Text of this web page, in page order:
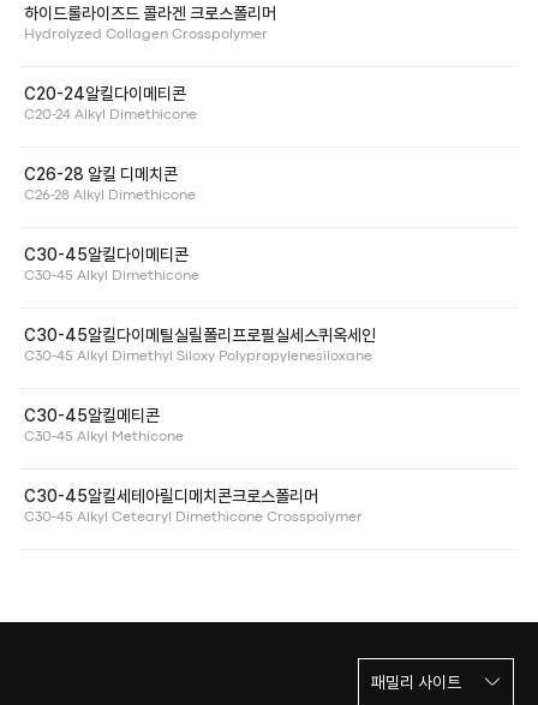
하이드롤라이즈드 콜라겐 크로스폴리머
Hydrolyzed Collagen Crosspolymer
C20-24알킬다이메티콘
C20-24 Alkyl Dimethicone
C26-28 알킬 디메치콘
C26-28 Alkyl Dimethicone
C30-45알킬다이메티콘
C30-45 Alkyl Dimethicone
C30-45알킬다이메틸실릴폴리프로필실세스퀴옥세인
C30-45 Alkyl Dimethyl Siloxy Polypropylenesiloxane
C30-45알킬메티콘
C30-45 Alkyl Methicone
C30-45알킬세테아릴디메치콘크로스폴리머
C30-45 Alkyl Cetearyl Dimethicone Crosspolymer
패밀리 사이트